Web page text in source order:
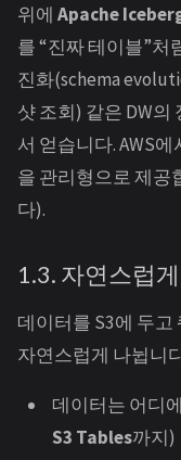
위에 Apache
를 “진짜 테이블”처
진화(schema
샷 조회) 같은 DW
서 얻습니다. AWS에
을 관리형으로 제공
다).
1.3. 자연스럽
데이터를 S3에 두
자연스럽게 나뉩니
데이터는 어디
S3 Tables까지)